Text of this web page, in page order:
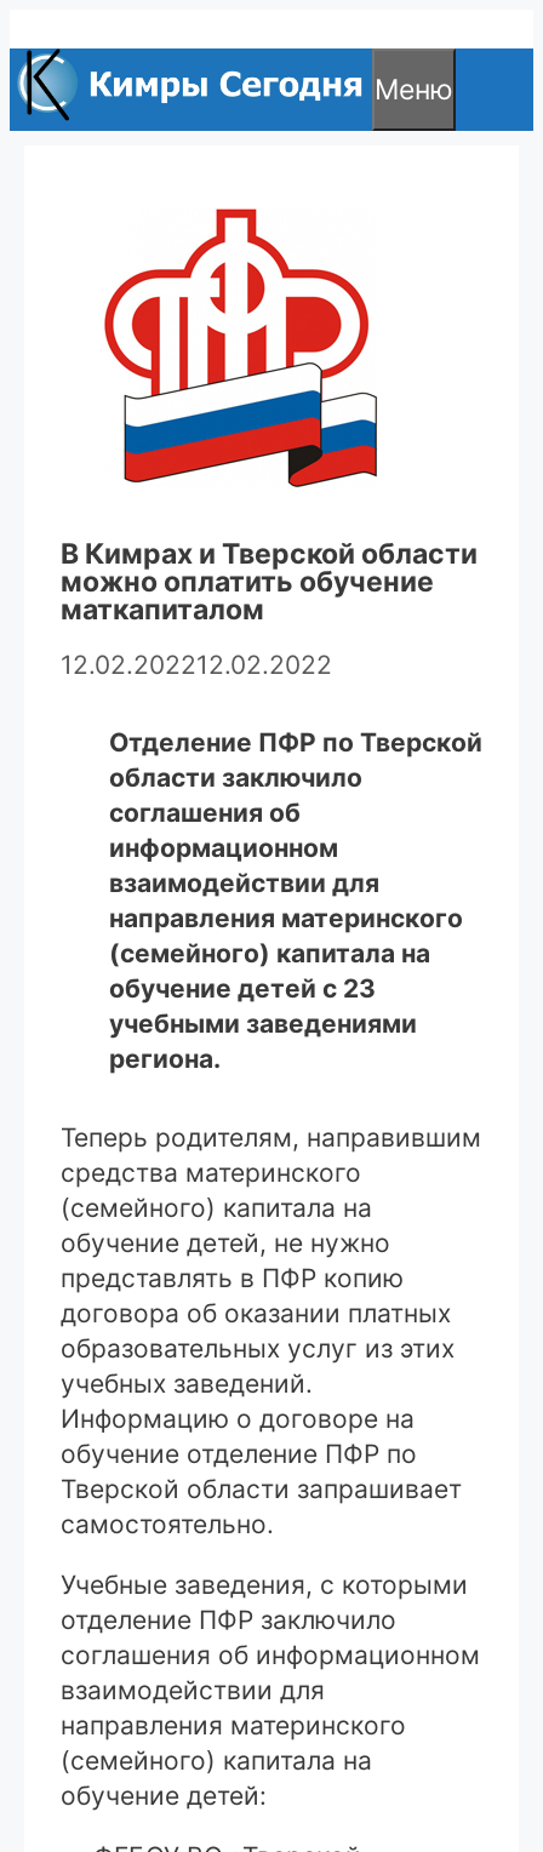
к
содержимому
Меню
В Кимрах и Тверской области
можно оплатить обучение
маткапиталом
12.02.202212.02.2022
Отделение ПФР по Тверской
области заключило
соглашения об
информационном
взаимодействии для
направления материнского
(семейного) капитала на
обучение детей с 23
учебными заведениями
региона.
Теперь родителям, направившим
средства материнского
(семейного) капитала на
обучение детей, не нужно
представлять в ПФР копию
договора об оказании платных
образовательных услуг из этих
учебных заведений.
Информацию о договоре на
обучение отделение ПФР по
Тверской области запрашивает
самостоятельно.
Учебные заведения, с которыми
отделение ПФР заключило
соглашения об информационном
взаимодействии для
направления материнского
(семейного) капитала на
обучение детей: